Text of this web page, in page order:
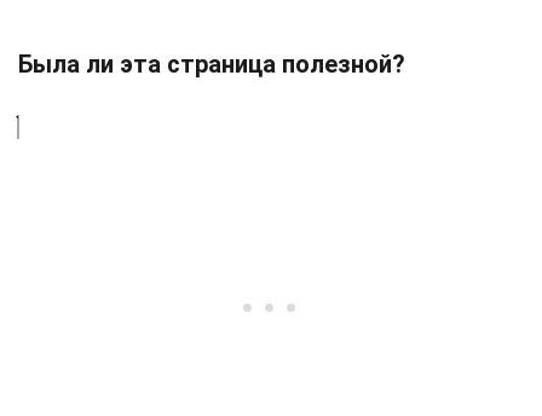
Была ли эта страница полезной?